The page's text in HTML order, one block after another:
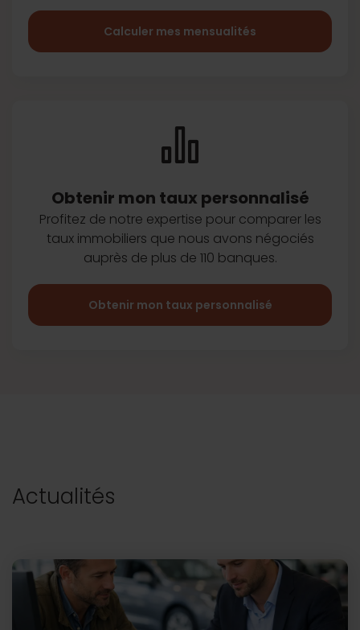
Calculer mes mensualités
Obtenir mon taux personnalisé
Profitez de notre expertise pour comparer les
taux immobiliers que nous avons négociés
auprès de plus de 110 banques.
Obtenir mon taux personnalisé
Actualités